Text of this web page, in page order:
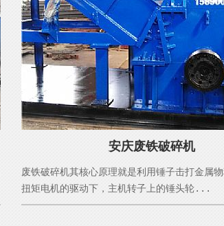
安庆废铁破碎机
废铁破碎机其核心原理就是利用锤子击打金属
扭矩电机的驱动下，主机转子上的锤头轮...